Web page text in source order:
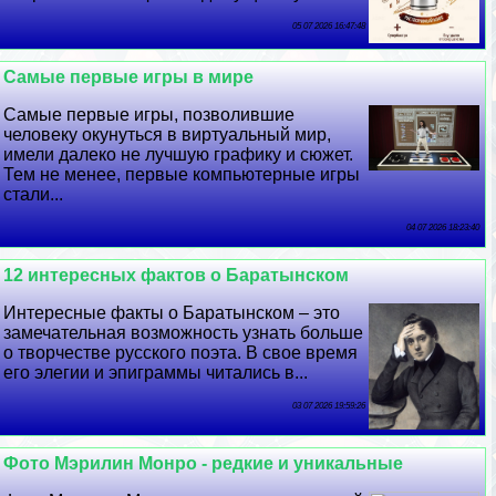
05 07 2026 16:47:48
Самые первые игры в мире
Самые первые игры, позволившие
человеку окунуться в виртуальный мир,
имели далеко не лучшую графику и сюжет.
Тем не менее, первые компьютерные игры
стали...
04 07 2026 18:23:40
12 интересных фактов о Баратынском
Интересные факты о Баратынском – это
замечательная возможность узнать больше
о творчестве русского поэта. В свое время
его элегии и эпиграммы читались в...
03 07 2026 19:59:26
Фото Мэрилин Монро - редкие и уникальные